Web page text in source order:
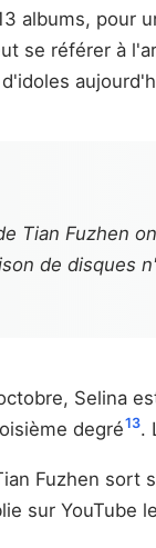
albums, pour
se référer à
Tian Fuzhen
de disques
Selina
degré13.
Fuzhen sort
sur YouTube